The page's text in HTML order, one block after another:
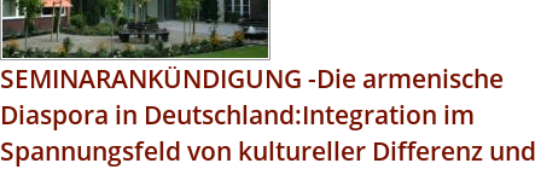
SEMINARANKÜNDIGUNG -Die armenische
Diaspora in Deutschland:Integration im
Spannungsfeld von kultureller Differenz und